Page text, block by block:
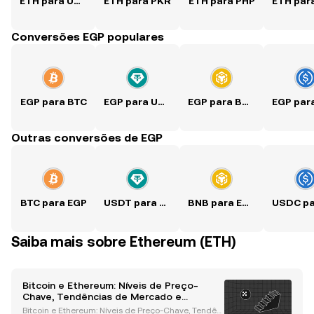
Conversões EGP populares
EGP para BTC EGP para USDT EGP para BNB
Outras conversões de EGP
BTC para EGP USDT para EGP BNB para EGP
Saiba mais sobre Ethereum (ETH)
Bitcoin e Ethereum: Níveis de Preço-
Chave, Tendências de Mercado e
Perspectivas para Outubro
Bitcoin e Ethereum: Níveis de Preço-Chave, Tendên